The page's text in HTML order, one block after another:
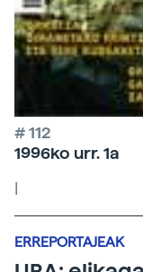
# 112
1996ko urr. 1a
|
ERREPORTAJEAK